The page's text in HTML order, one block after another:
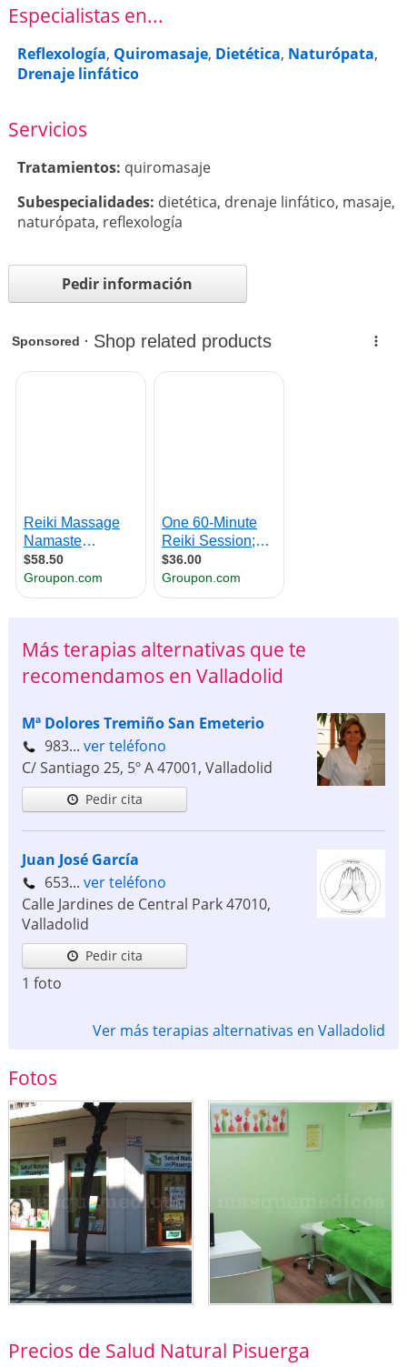
Especialistas en...
Reflexología, Quiromasaje, Dietética, Naturópata,
Drenaje linfático
Servicios
Tratamientos: quiromasaje
Subespecialidades: dietética, drenaje linfático, masaje,
naturópata, reflexología
Pedir información
Más terapias alternativas que te
recomendamos en Valladolid
Mª Dolores Tremiño San Emeterio
983... ver teléfono
C/ Santiago 25, 5º A47001, Valladolid
Pedir cita
Juan José García
653... ver teléfono
Calle Jardines de Central Park47010,
Valladolid
Pedir cita
1 foto
Ver más terapias alternativas en Valladolid
Fotos
Precios de Salud Natural Pisuerga